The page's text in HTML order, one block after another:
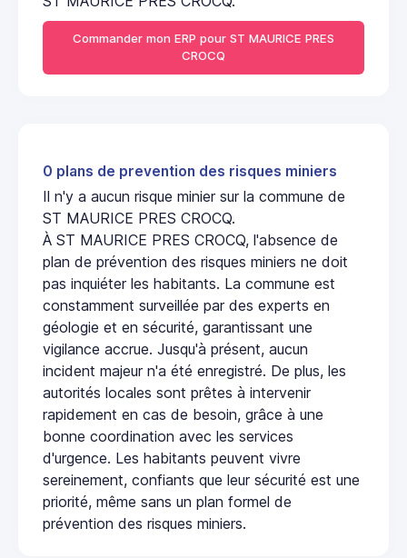
Commander mon ERP pour ST MAURICE PRES
CROCQ
0 plans de prevention des risques miniers
Il n'y a aucun risque minier sur la commune de
ST MAURICE PRES CROCQ.
À ST MAURICE PRES CROCQ, l'absence de
plan de prévention des risques miniers ne doit
pas inquiéter les habitants. La commune est
constamment surveillée par des experts en
géologie et en sécurité, garantissant une
vigilance accrue. Jusqu'à présent, aucun
incident majeur n'a été enregistré. De plus, les
autorités locales sont prêtes à intervenir
rapidement en cas de besoin, grâce à une
bonne coordination avec les services
d'urgence. Les habitants peuvent vivre
sereinement, confiants que leur sécurité est une
priorité, même sans un plan formel de
prévention des risques miniers.